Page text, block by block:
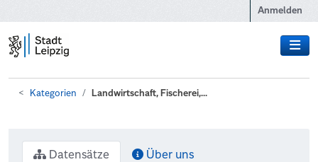
Anmelden
Kategorien Landwirtschaft, Fischerei,...
Datensätze Über uns